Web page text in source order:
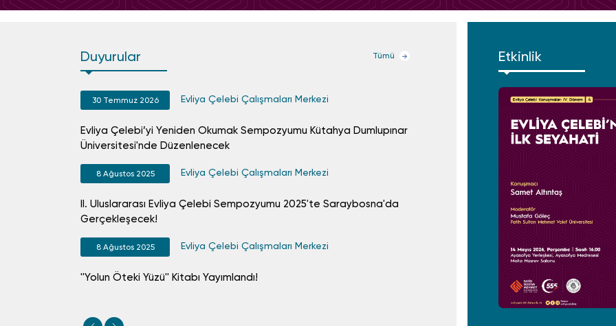
Duyurular Tümü
30 Temmuz 2026 Evliya Çelebi Çalışmaları Merkezi
Evliya Çelebi’yi Yeniden Okumak Sempozyumu Kütahya Dumlupınar
Üniversitesi'nde Düzenlenecek
8 Ağustos 2025 Evliya Çelebi Çalışmaları Merkezi
II. Uluslararası Evliya Çelebi Sempozyumu 2025'te Saraybosna'da
Gerçekleşecek!
8 Ağustos 2025 Evliya Çelebi Çalışmaları Merkezi
''Yolun Öteki Yüzü'' Kitabı Yayımlandı!
Evliya Çelebi
Seyahatname Yeniden Neşrediliyor!
Evliya Çelebi
Dijital ve Mekânsal Beşeri Bilimler
Etkinlik